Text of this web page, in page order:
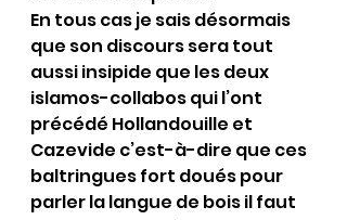
En tous cas je sais désormais
que son discours sera tout
aussi insipide que les deux
islamos-collabos qui l’ont
précédé Hollandouille et
Cazevide c’est-à-dire que ces
baltringues fort doués pour
parler la langue de bois il faut